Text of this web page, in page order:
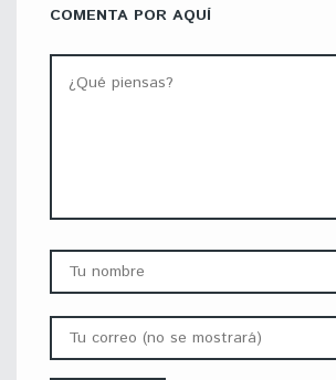
COMENTA POR AQUÍ